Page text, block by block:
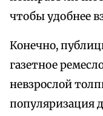
чтобы удобнее
Конечно,
газетное
невзрослой
популяризация